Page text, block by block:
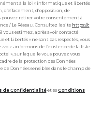
à la loi « informatique et libertés
d’effacement, d’opposition, de
retirer votre consentement à
/ Le Réseau. Consultez le site https://c
vous estimez, après avoir contacté
et Libertés » ne sont pas respectés, vous
vous informons de l’existence de la liste
», sur laquelle vous pouvez vous
cadre de la protection des Données
de Données sensibles dans le champ de
de Confidentialitéet es Conditions